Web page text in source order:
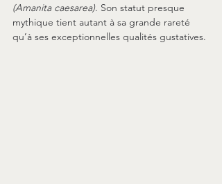
(Amanita caesarea). Son statut presque
mythique tient autant à sa grande rareté
qu’à ses exceptionnelles qualités gustatives.